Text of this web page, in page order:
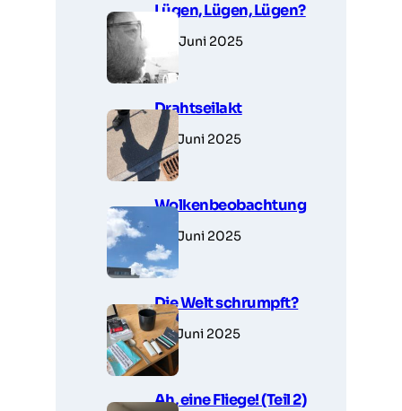
Lügen, Lügen, Lügen?
30. Juni 2025
Drahtseilakt
28. Juni 2025
Wolkenbeobachtung
28. Juni 2025
Die Welt schrumpft?
27. Juni 2025
Ah, eine Fliege! (Teil 2)